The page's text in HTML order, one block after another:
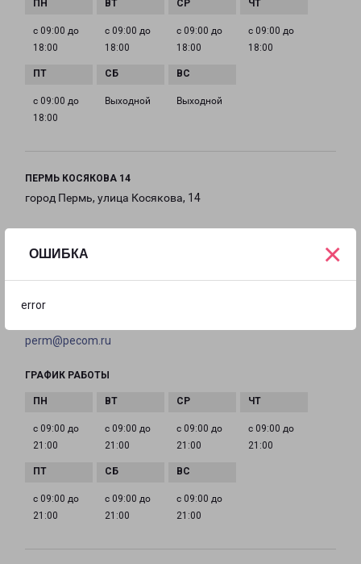
ОШИБКА
error
×
с 09:00 до
18:00
с 09:00 до
18:00
с 09:00 до
18:00
с 09:00 до
18:00
с 09:00 до
18:00
Выходной Выходной
ПЕРМЬ КОСЯКОВА 14
город Пермь, улица Косякова, 14
perm@pecom.ru
ГРАФИК РАБОТЫ
с 09:00 до
21:00
с 09:00 до
21:00
с 09:00 до
21:00
с 09:00 до
21:00
с 09:00 до
21:00
с 09:00 до
21:00
с 09:00 до
21:00